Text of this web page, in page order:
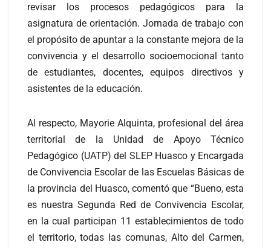
revisar los procesos pedagógicos para la
asignatura de orientación. Jornada de trabajo con
el propósito de apuntar a la constante mejora de la
convivencia y el desarrollo socioemocional tanto
de estudiantes, docentes, equipos directivos y
asistentes de la educación.
Al respecto, Mayorie Alquinta, profesional del área
territorial de la Unidad de Apoyo Técnico
Pedagógico (UATP) del SLEP Huasco y Encargada
de Convivencia Escolar de las Escuelas Básicas de
la provincia del Huasco, comentó que “Bueno, esta
es nuestra Segunda Red de Convivencia Escolar,
en la cual participan 11 establecimientos de todo
el territorio, todas las comunas, Alto del Carmen,